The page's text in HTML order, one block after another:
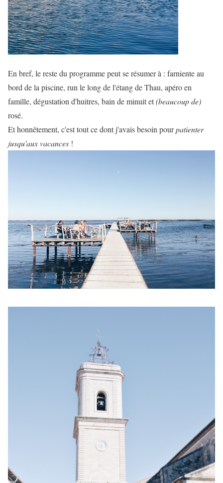
En bref, le reste du programme peut se résumer à : farniente au
bord de la piscine, run le long de l'étang de Thau, apéro en
famille, dégustation d'huitres, bain de minuit et(beaucoup de)
rosé.
Et honnêtement, c'est tout ce dont j'avais besoin pourpatienter
jusqu'aux vacances !